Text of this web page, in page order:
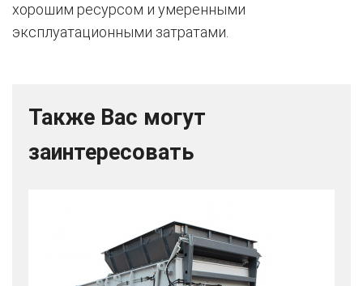
хорошим ресурсом и умеренными
эксплуатационными затратами.
Также Вас могут
заинтересовать